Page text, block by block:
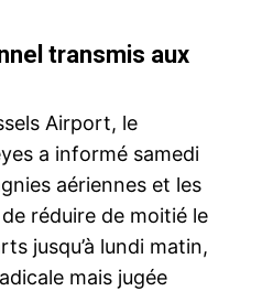
transmis aux
Airport, le
a informé samedi
aériennes et les
réduire de moitié le
jusqu’à lundi matin,
mais jugée